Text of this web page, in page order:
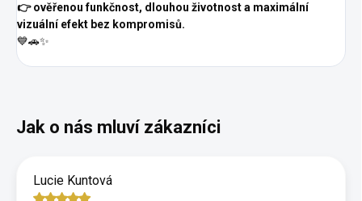
👉 ověřenou funkčnost, dlouhou životnost a maximální
vizuální efekt bez kompromisů.
💙🚗✨
Lucie Kuntová